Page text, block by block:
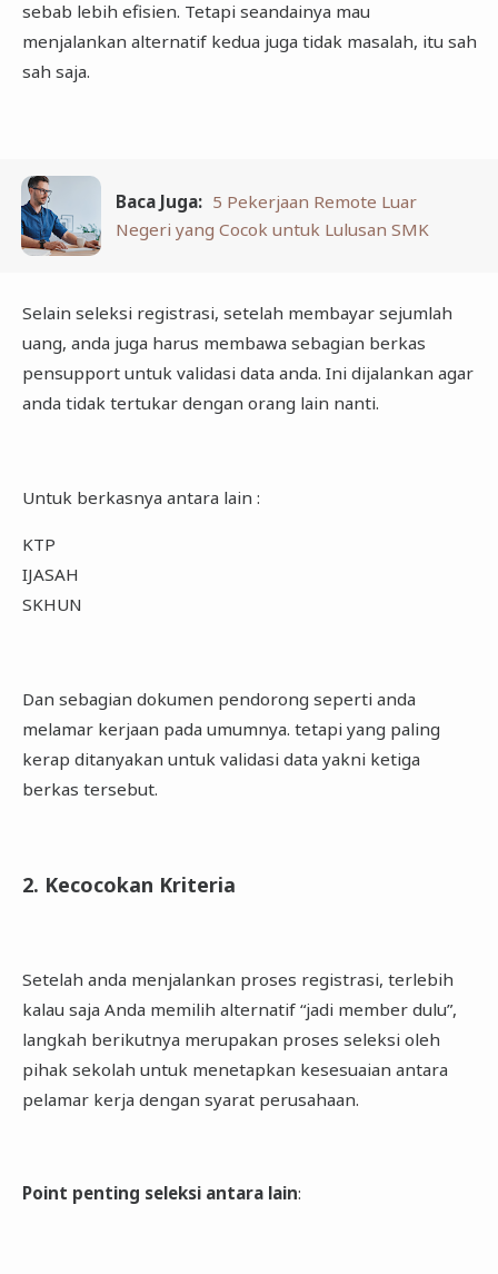
sebab lebih efisien. Tetapi seandainya mau
menjalankan alternatif kedua juga tidak masalah, itu sah
sah saja.
Baca Juga: 5 Pekerjaan Remote Luar
Negeri yang Cocok untuk Lulusan SMK
Selain seleksi registrasi, setelah membayar sejumlah
uang, anda juga harus membawa sebagian berkas
pensupport untuk validasi data anda. Ini dijalankan agar
anda tidak tertukar dengan orang lain nanti.
Untuk berkasnya antara lain :
KTP
IJASAH
SKHUN
Dan sebagian dokumen pendorong seperti anda
melamar kerjaan pada umumnya. tetapi yang paling
kerap ditanyakan untuk validasi data yakni ketiga
berkas tersebut.
2. Kecocokan Kriteria
Setelah anda menjalankan proses registrasi, terlebih
kalau saja Anda memilih alternatif “jadi member dulu”,
langkah berikutnya merupakan proses seleksi oleh
pihak sekolah untuk menetapkan kesesuaian antara
pelamar kerja dengan syarat perusahaan.
Point penting seleksi antara lain: